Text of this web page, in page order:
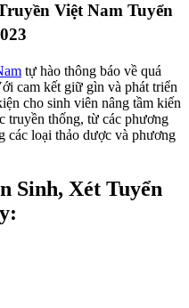
Việt Nam Tuyển
tự hào thông báo về quá
cam kết giữ gìn và phát triển
cho sinh viên nâng tầm kiến
truyền thống, từ các phương
các loại thảo dược và phương
Sinh, Xét Tuyển